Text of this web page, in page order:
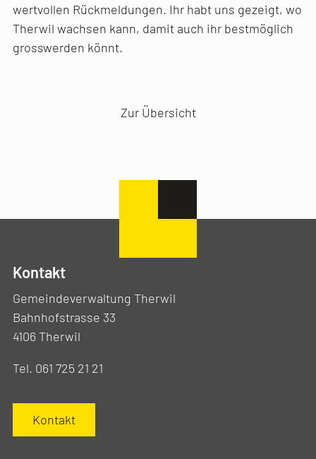
wertvollen Rückmeldungen. Ihr habt uns gezeigt, wo
Therwil wachsen kann, damit auch ihr bestmöglich
grosswerden könnt.
Zur Übersicht
Kontakt
Gemeindeverwaltung Therwil
Bahnhofstrasse 33
4106 Therwil
Tel. 061 725 21 21
Kontakt